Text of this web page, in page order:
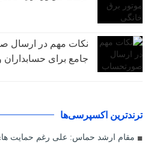
نکات مهم در ارسال
جامع برای حسابداران
ترندترین اکسپرسی‌ها
مقام ارشد حماس: علی رغم حمایت